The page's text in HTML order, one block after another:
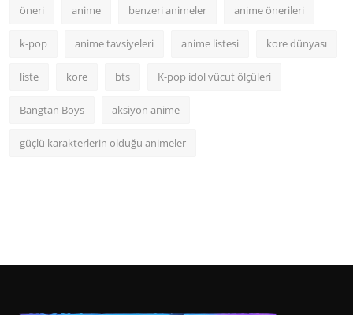
öneri anime benzeri animeler anime önerileri
k-pop anime tavsiyeleri anime listesi kore dünyası
liste kore bts K-pop idol vücut ölçüleri
Bangtan Boys aksiyon anime
güçlü karakterlerin olduğu animeler